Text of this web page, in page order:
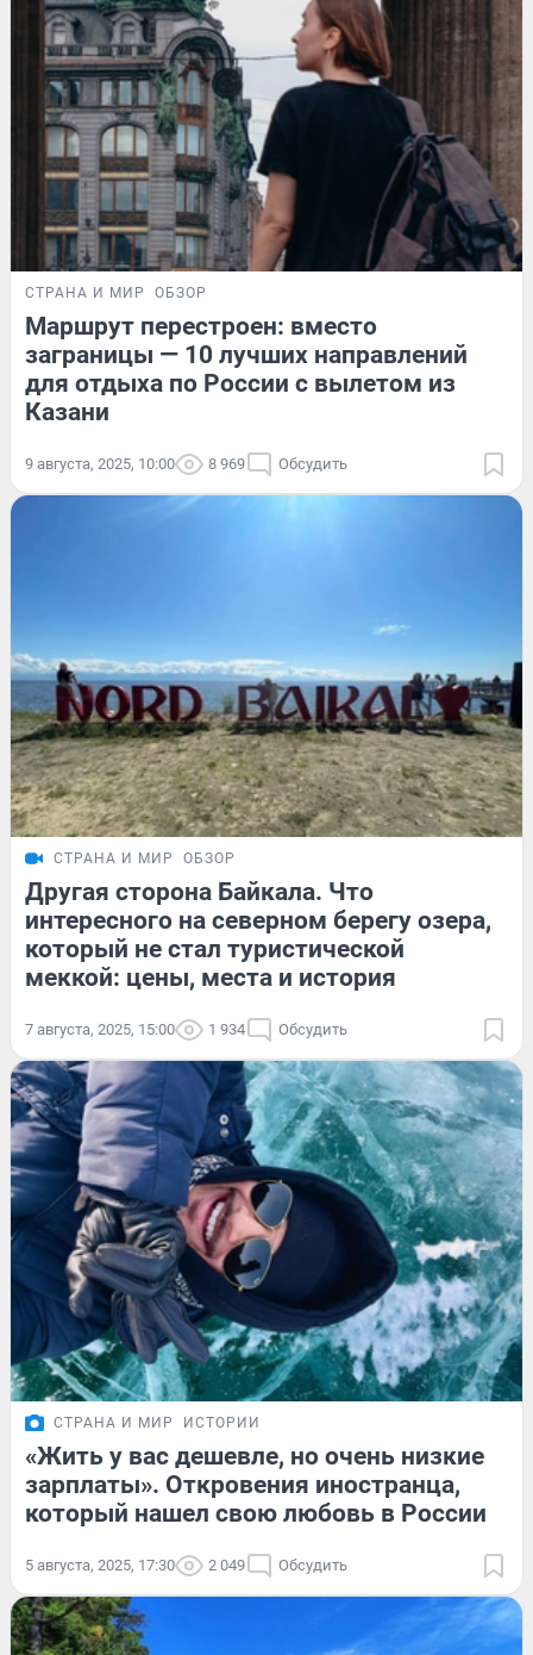
СТРАНА И МИР ОБЗОР
Маршрут перестроен: вместо
заграницы — 10 лучших направлений
для отдыха по России с вылетом из
Казани
9 августа, 2025, 10:00 8 969 Обсудить
СТРАНА И МИР ОБЗОР
Другая сторона Байкала. Что
интересного на северном берегу озера,
который не стал туристической
меккой: цены, места и история
7 августа, 2025, 15:00 1 934 Обсудить
СТРАНА И МИР ИСТОРИИ
«Жить у вас дешевле, но очень низкие
зарплаты». Откровения иностранца,
который нашел свою любовь в России
5 августа, 2025, 17:30 2 049 Обсудить